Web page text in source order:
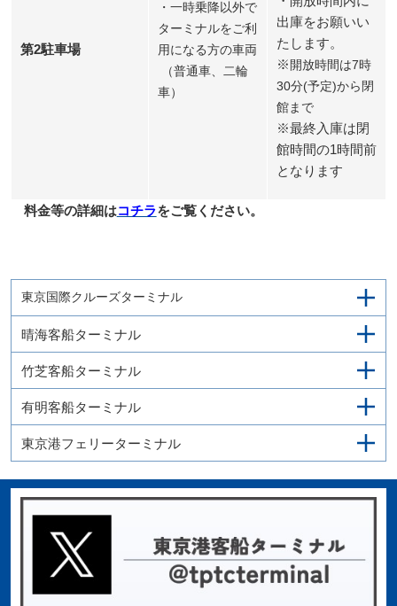
第2駐車場
・一時乗降以外で
ターミナルをご利
用になる方の車両
（普通車、二輪
車）
出庫をお願いい
たします。
※ 開放時間は7時
30分(予定)から閉
館まで
※最終入庫は閉
館時間の1時間前
となります
料金等の詳細はコチラをご覧ください。
東京国際クルーズターミナル
晴海客船ターミナル
竹芝客船ターミナル
有明客船ターミナル
東京港フェリーターミナル